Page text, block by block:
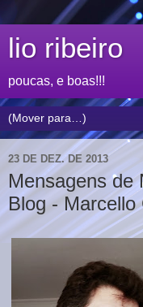
lio ribeiro
poucas, e boas!!!
23 DE DEZ. DE 2013
Mensagens de
Blog - Marcello